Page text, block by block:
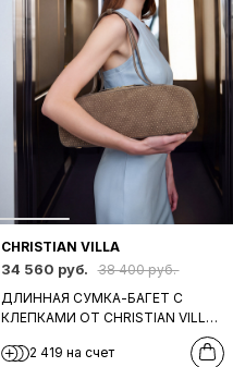
CHRISTIAN VILLA
34 560 руб.
38 400 руб.
ДЛИННАЯ СУМКА-БАГЕТ С
КЛЕПКАМИ ОТ CHRISTIAN VILLA
ИЗ ЗАМШИ ПЕСОЧНОГО ЦВЕТА
2 419 на счет